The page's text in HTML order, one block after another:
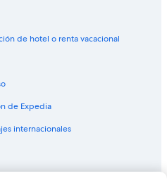
de hotel o renta vacacional
de Expedia
internacionales